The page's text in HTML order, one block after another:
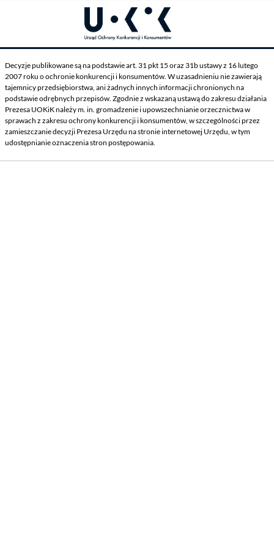
Decyzje publikowane są na podstawie art. 31 pkt 15 oraz 31b ustawy z 16 lutego
2007 roku o ochronie konkurencji i konsumentów. W uzasadnieniu nie zawierają
tajemnicy przedsiębiorstwa, ani żadnych innych informacji chronionych na
podstawie odrębnych przepisów. Zgodnie z wskazaną ustawą do zakresu działania
Prezesa UOKiK należy m. in. gromadzenie i upowszechnianie orzecznictwa w
sprawach z zakresu ochrony konkurencji i konsumentów, w szczególności przez
zamieszczanie decyzji Prezesa Urzędu na stronie internetowej Urzędu, w tym
udostępnianie oznaczenia stron postępowania.